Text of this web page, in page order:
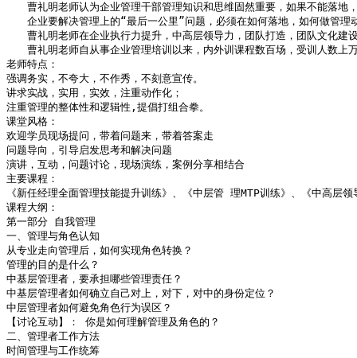
曹礼明老师认为企业管理干部管理知识和思维固然重要，如果不能落地
企业要解决管理上的“最后一公里”问题，必须在如何落地，如何做管理
曹礼明老师在企业执行力提升，中高层领导力，团队打造，团队文化建
曹礼明老师自从事企业管理培训以来，内外训课程数百场，受训人数上
老师特点：
强调务实，不夸大，不作秀，不刻意宣传。
讲求实战，实用，实效，注重动作化；
注重管理的整体性和逻辑性,提倡打组合拳。
课堂风格：
欢迎学员现场提问，带着问题来，带着答案走
问题导向，引导启发思考和解决问题
演讲，互动，问题讨论，现场演练，案例分享相结合
主要课程：
《新任经理全面管理技能提升训练》、《中层管 理MTP训练》、《中高层
课程大纲：
第一部分 自我管理
一、管理与角色认知
从专业走向管理后，如何实现角色转换？
管理的目的是什么？
中基层管理者，要承担哪些管理责任？
中基层管理者如何确立自己对上，对下，对中的身份定位？
中层管理者如何避免角色行为误区？
【讨论互动】： 你是如何理解管理及角色的？
二、管理者工作方法
时间管理与工作统筹